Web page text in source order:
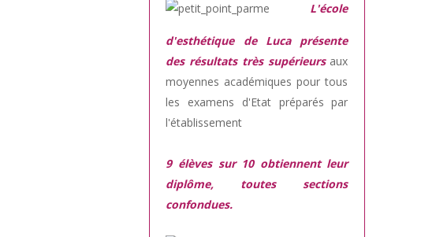
L'école
d'esthétique de Luca présente
des résultats très supérieurs aux
moyennes académiques pour tous
les examens d'Etat préparés par
l'établissement
9 élèves sur 10 obtiennent leur
diplôme, toutes sections
confondues.